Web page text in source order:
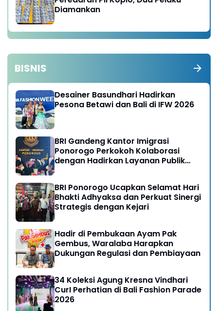
Diamankan
BISNIS
Desainer Basundhari Hadirkan
Pesona Betawi dan Bali di IFW 2026
BRI Gandeng Kantor Imigrasi
Ponorogo Perkokoh Kolaborasi
dengan Hadirkan Layanan Publik
BRI Ponorogo Ucapkan Selamat Hari
Bhakti Adhyaksa dan Perkuat Sinergi
Strategis dengan Kejari
Hadir di Pembukaan Ayam Pak
Gembus, Waralaba Harapkan
Dukungan Regulasi dan Pembiayaan
34 Koleksi Agung Kresna Vindhari
CurI Perhatian di Bali Fashion Parade
2026